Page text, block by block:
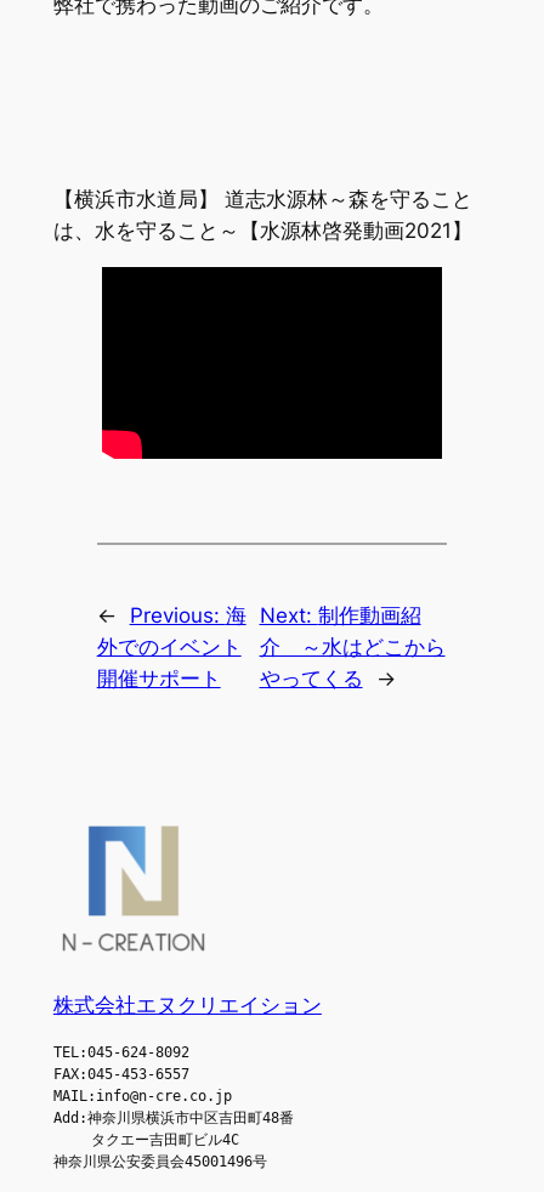
弊社で携わった動画のご紹介です。
【横浜市水道局】 道志水源林～森を守ること
は、水を守ること～【水源林啓発動画2021】
← Previous: 海
外でのイベント
開催サポート
Next: 制作動画紹
介 ～水はどこから
やってくる
→
株式会社エヌクリエイション
TEL:045-624-8092
FAX:045-453-6557
MAIL:info@n-cre.co.jp
Add:神奈川県横浜市中区吉田町48番
タクエー吉田町ビル4C
神奈川県公安委員会45001496号